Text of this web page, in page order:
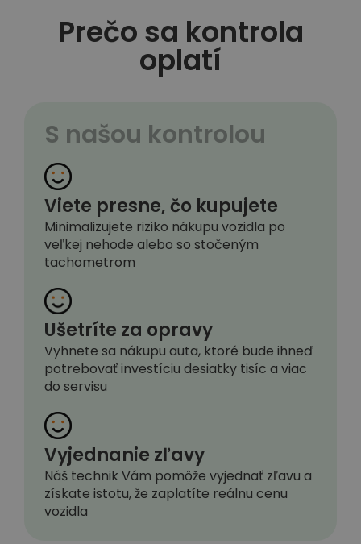
Prečo sa kontrola
oplatí
S našou kontrolou
Viete presne, čo kupujete
Minimalizujete riziko nákupu vozidla po
veľkej nehode alebo so stočeným
tachometrom
Ušetríte za opravy
Vyhnete sa nákupu auta, ktoré bude ihneď
potrebovať investíciu desiatky tisíc a viac
do servisu
Vyjednanie zľavy
Náš technik Vám pomôže vyjednať zľavu a
získate istotu, že zaplatíte reálnu cenu
vozidla